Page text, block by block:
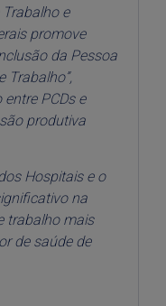
e
promove
da Pessoa
Trabalho”,
PCDs e
produtiva
Hospitais e o
na
trabalho mais
de saúde de